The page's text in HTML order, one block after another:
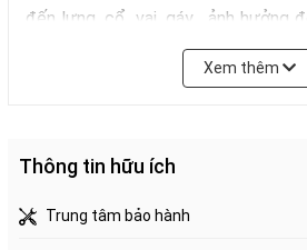
đến lưng, cổ, vai, gáy... ảnh hưởng
việc của bạn. Hãy lựa chọn các loại
hợp để giảm thiểu các nguy cơ do
Xem thêm
Thông tin hữu ích
Trung tâm bảo hành